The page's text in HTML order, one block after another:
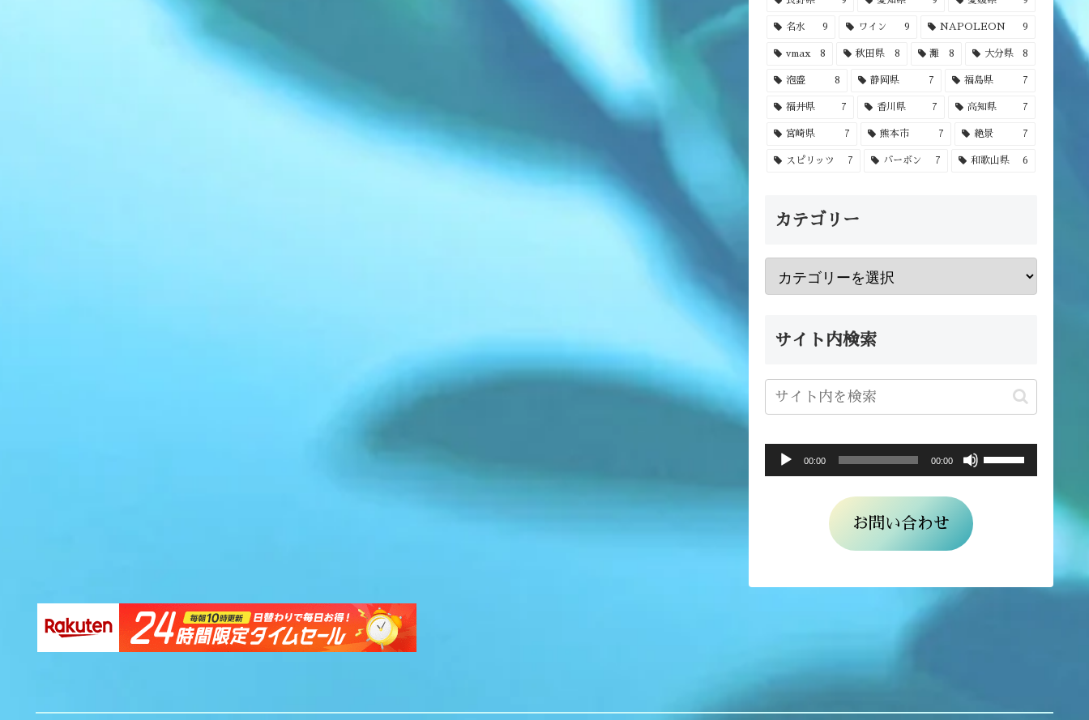
名水 9 ワイン 9 NAPOLEON 9
vmax 8 秋田県 8 灘 8 大分県 8
泡盛 8 静岡県 7 福島県 7
福井県 7 香川県 7 高知県 7
宮崎県 7 熊本市 7 絶景 7
スピリッツ 7 バーボン 7 和歌山県 6
カテゴリー
サイト内検索
ヤ
00:00 00:00
ボ
リ
調
下
お問い合わせ